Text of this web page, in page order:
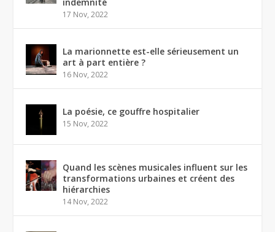
17 Nov, 2022
La marionnette est-elle sérieusement un
art à part entière ?
16 Nov, 2022
La poésie, ce gouffre hospitalier
15 Nov, 2022
Quand les scènes musicales influent sur les
transformations urbaines et créent des
hiérarchies
14 Nov, 2022